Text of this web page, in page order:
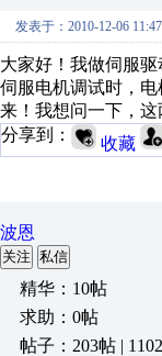
发表于：2010-12-06
大家好！我做伺服
伺服电机调试时，
来！我想问一下，
分享到：
收藏
波恩
关注 私信
精华：10帖
求助：0帖
帖子：203帖 |